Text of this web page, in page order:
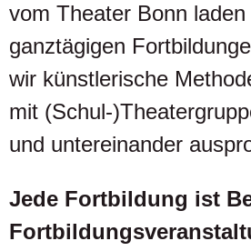
vom Theater Bonn laden
ganztägigen
wir künstlerische
mit (Schul-
und untereinander
Jede Fortbildung ist